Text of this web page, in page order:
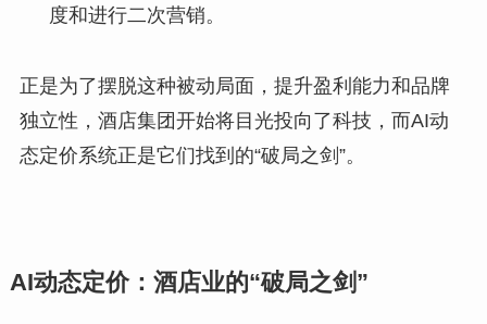
度和进行二次营销。
正是为了摆脱这种被动局面，提升盈利能力和品牌
独立性，酒店集团开始将目光投向了科技，而AI动
态定价系统正是它们找到的“破局之剑”。
AI动态定价：酒店业的“破局之剑”